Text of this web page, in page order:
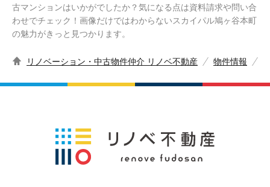
古マンションはいかがでしたか？気になる点は資料請求や問い合
わせでチェック！画像だけではわからないスカイパル鳩ヶ谷本町
の魅力がきっと見つかります。
リノベーション・中古物件仲介 リノベ不動産 物件情報